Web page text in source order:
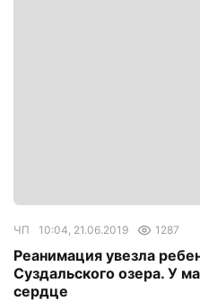
ЧП 10:04, 21.06.2019 1287
Реанимация увезла
Суздальского озера. У
сердце